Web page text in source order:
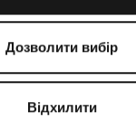
Дозволити вибір
Відхилити
реально попадает
скрипте.
... Еще